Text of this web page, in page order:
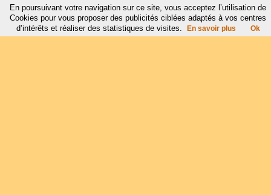
En poursuivant votre navigation sur ce site, vous acceptez l’utilisation de
Cookies pour vous proposer des publicités ciblées adaptés à vos centres
d’intérêts et réaliser des statistiques de visites.
En savoir plus Ok